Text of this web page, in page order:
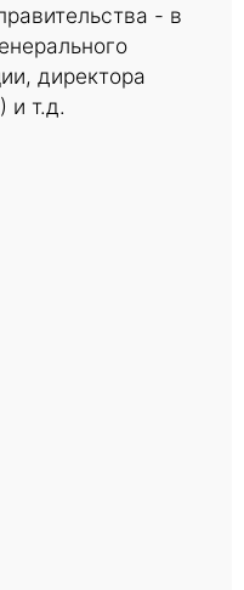
- в
директора
и т.д.